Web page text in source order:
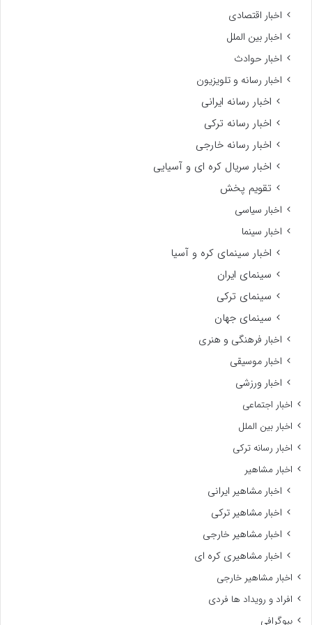
اخبار اقتصادی
اخبار بین الملل
اخبار حوادث
اخبار رسانه و تلویزیون
اخبار رسانه ایرانی
اخبار رسانه ترکی
اخبار رسانه خارجی
اخبار سریال کره ای و آسیایی
تقویم پخش
اخبار سیاسی
اخبار سینما
اخبار سینمای کره و آسیا
سینمای ایران
سینمای ترکی
سینمای جهان
اخبار فرهنگی و هنری
اخبار موسیقی
اخبار ورزشی
اخبار اجتماعی
اخبار بین الملل
اخبار رسانه ترکی
اخبار مشاهیر
اخبار مشاهیر ایرانی
اخبار مشاهیر ترکی
اخبار مشاهیر خارجی
اخبار مشاهیری کره ای
اخبار مشاهیر خارجی
افراد و رویداد ها فردی
بیوگرافی